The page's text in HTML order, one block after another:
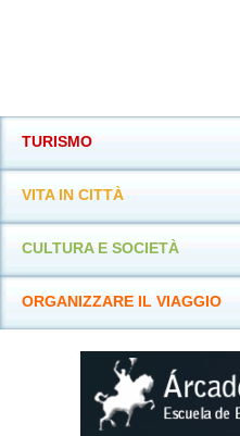
TURISMO
VITA IN CITTÀ
CULTURA E SOCIETÀ
ORGANIZZARE IL VIAGGIO